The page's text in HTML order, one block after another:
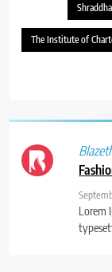
The Institute of
Lorem